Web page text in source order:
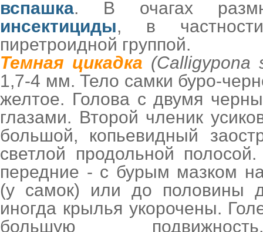
вспашка. В очагах
инсектициды, в
пиретроидной группой.
Темная цикадка (Calligypona
1,7-4 мм. Тело самки буро-
желтое. Голова с двумя
глазами. Второй членик
большой, копьевидный
светлой продольной
передние - с бурым мазком
(у самок) или до половины
иногда крылья укорочены.
большую